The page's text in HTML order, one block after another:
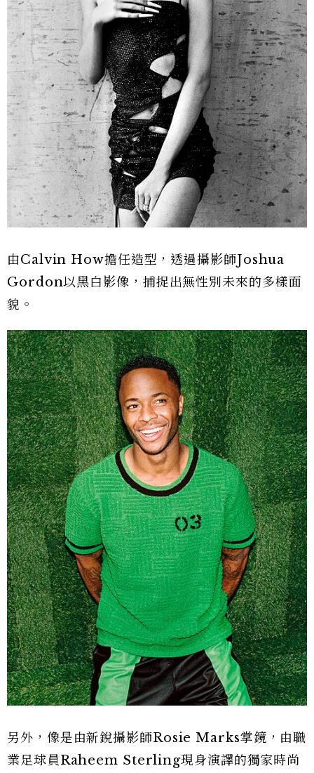
由Calvin How擔任造型，透過攝影師Joshua
Gordon以黑白影像，捕捉出無性別未來的多樣面
貌。
另外，像是由新銳攝影師Rosie Marks掌鏡，由職
業足球員Raheem Sterling現身演譯的獨家時尚